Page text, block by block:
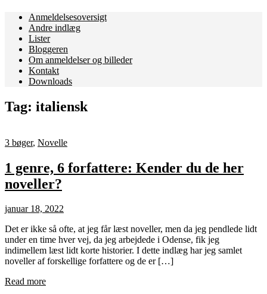
Anmeldelsesoversigt
Andre indlæg
Lister
Bloggeren
Om anmeldelser og billeder
Kontakt
Downloads
Tag: italiensk
3 bøger, Novelle
1 genre, 6 forfattere: Kender du de her
noveller?
januar 18, 2022
Det er ikke så ofte, at jeg får læst noveller, men da jeg pendlede lidt
under en time hver vej, da jeg arbejdede i Odense, fik jeg
indimellem læst lidt korte historier. I dette indlæg har jeg samlet
noveller af forskellige forfattere og de er […]
Read more